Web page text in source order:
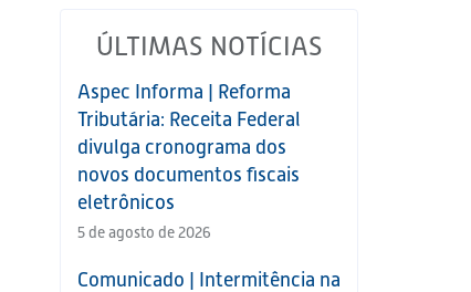
ÚLTIMAS NOTÍCIAS
Aspec Informa | Reforma
Tributária: Receita Federal
divulga cronograma dos
novos documentos fiscais
eletrônicos
5 de agosto de 2026
Comunicado | Intermitência na